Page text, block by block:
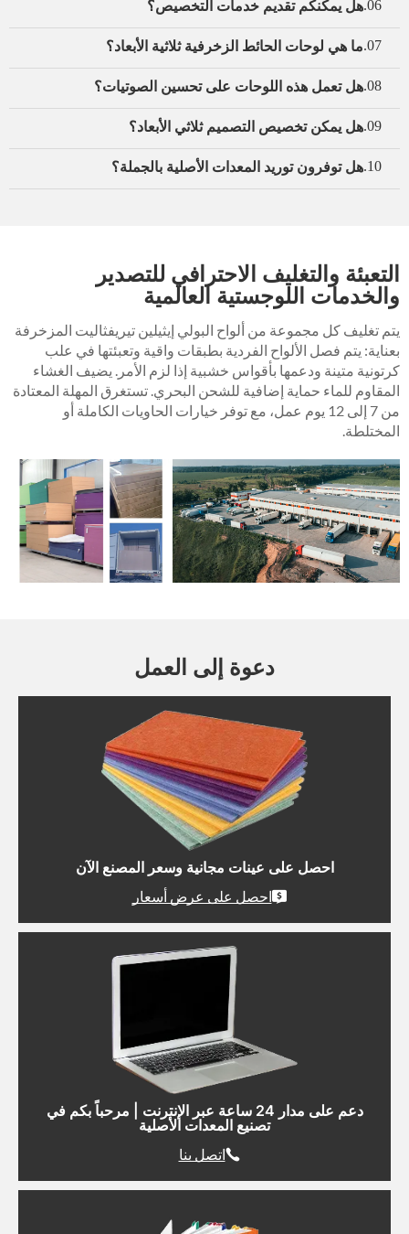
06. هل يمكنكم تقديم خدمات التخصيص؟
07. ما هي لوحات الحائط الزخرفية ثلاثية الأبعاد؟
08. هل تعمل هذه اللوحات على تحسين الصوتيات؟
09. هل يمكن تخصيص التصميم ثلاثي الأبعاد؟
10. هل توفرون توريد المعدات الأصلية بالجملة؟
التعبئة والتغليف الاحترافي للتصدير
والخدمات اللوجستية العالمية
يتم تغليف كل مجموعة من ألواح البولي إيثيلين تيريفثاليت المزخرفة
بعناية: يتم فصل الألواح الفردية بطبقات واقية وتعبئتها في علب
كرتونية متينة ودعمها بأقواس خشبية إذا لزم الأمر. يضيف الغشاء
المقاوم للماء حماية إضافية للشحن البحري. تستغرق المهلة المعتادة
من 7 إلى 12 يوم عمل، مع توفر خيارات الحاويات الكاملة أو
المختلطة.
دعوة إلى العمل
احصل على عينات مجانية وسعر المصنع الآن
احصل على عرض أسعار
دعم على مدار 24 ساعة عبر الإنترنت | مرحباً بكم في
تصنيع المعدات الأصلية
اتصل بنا